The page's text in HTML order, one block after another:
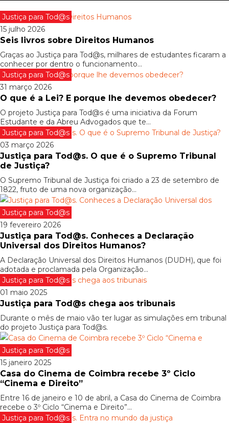
Justiça para Tod@s
15 julho 2026
Seis livros sobre Direitos Humanos
Graças ao Justiça para Tod@s, milhares de estudantes ficaram a
conhecer por dentro o funcionamento...
Justiça para Tod@s
31 março 2026
O que é a Lei? E porque lhe devemos obedecer?
O projeto Justiça para Tod@s é uma iniciativa da Forum
Estudante e da Abreu Advogados que te...
Justiça para Tod@s
03 março 2026
Justiça para Tod@s. O que é o Supremo Tribunal
de Justiça?
O Supremo Tribunal de Justiça foi criado a 23 de setembro de
1822, fruto de uma nova organização...
Justiça para Tod@s
19 fevereiro 2026
Justiça para Tod@s. Conheces a Declaração
Universal dos Direitos Humanos?
A Declaração Universal dos Direitos Humanos (DUDH), que foi
adotada e proclamada pela Organização...
Justiça para Tod@s
01 maio 2025
Justiça para Tod@s chega aos tribunais
Durante o mês de maio vão ter lugar as simulações em tribunal
do projeto Justiça para Tod@s.
Justiça para Tod@s
15 janeiro 2025
Casa do Cinema de Coimbra recebe 3º Ciclo
“Cinema e Direito”
Entre 16 de janeiro e 10 de abril, a Casa do Cinema de Coimbra
recebe o 3º Ciclo “Cinema e Direito”...
Justiça para Tod@s